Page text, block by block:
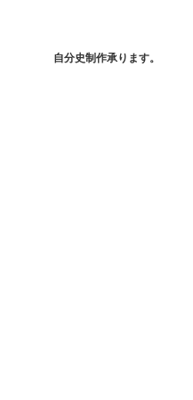
自分史制作承ります。